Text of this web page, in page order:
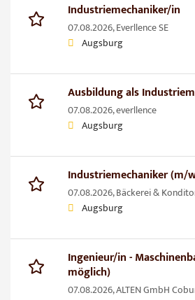
Industriemechaniker/in
07.08.2026,Everllence SE
Augsburg
Ausbildung als
07.08.2026,everllence
Augsburg
Industriemechaniker (m/
07.08.2026,Bäckerei &
Augsburg
Ingenieur/in -
möglich)
07.08.2026,ALTEN GmbH